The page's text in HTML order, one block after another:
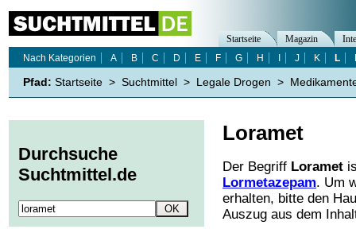
Loramet
Der Begriff Loramet
Lormetazepam. Um
erhalten, bitte den
Auszug aus dem
Startseite Magazin
Nach Kategorien
A B C D E F G H J K L
Pfad: Startseite > Suchtmittel > Legale Drogen >
Durchsuche
Suchtmittel.de